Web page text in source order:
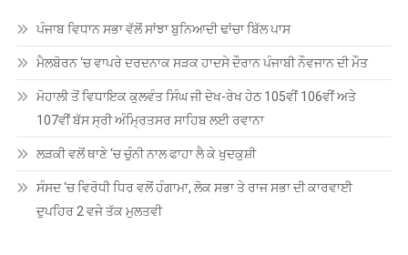
ਪੰਜਾਬ ਵਿਧਾਨ ਸਭਾ ਵੱਲੋਂ ਸਾਂਝਾ ਬੁਨਿਆਦੀ ਢਾਂਚਾ ਬਿੱਲ ਪਾਸ
ਮੈਲਬੋਰਨ ‘ਚ ਵਾਪਰੇ ਦਰਦਨਾਕ ਸੜਕ ਹਾਦਸੇ ਦੌਰਾਨ ਪੰਜਾਬੀ ਨੌਵਜਾਨ ਦੀ ਮੌਤ
ਮੋਹਾਲੀ ਤੋਂ ਵਿਧਾਇਕ ਕੁਲਵੰਤ ਸਿੰਘ ਜੀ ਦੇਖ-ਰੇਖ ਹੇਠ 105ਵੀਂ 106ਵੀਂ ਅਤੇ
107ਵੀਂ ਬੱਸ ਸ੍ਰੀ ਅੰਮ੍ਰਿਤਸਰ ਸਾਹਿਬ ਲਈ ਰਵਾਨਾ
ਲੜਕੀ ਵਲੋਂ ਥਾਣੇ ‘ਚ ਚੁੰਨੀ ਨਾਲ ਫਾਹਾ ਲੈ ਕੇ ਖੁਦਕੁਸ਼ੀ
ਸੰਸਦ ‘ਚ ਵਿਰੋਧੀ ਧਿਰ ਵਲੋਂ ਹੰਗਾਮਾ, ਲੋਕ ਸਭਾ ਤੇ ਰਾਜ ਸਭਾ ਦੀ ਕਾਰਵਾਈ
ਦੁਪਹਿਰ 2 ਵਜੇ ਤੱਕ ਮੁਲਤਵੀ